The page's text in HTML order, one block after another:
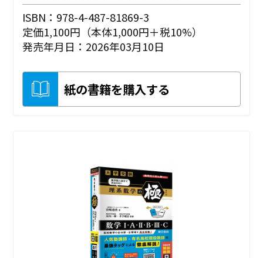
ISBN：978-4-487-81869-3
定価1,100円（本体1,000円＋税10%）
発売年月日：2026年03月10日
紙の書籍を購入する